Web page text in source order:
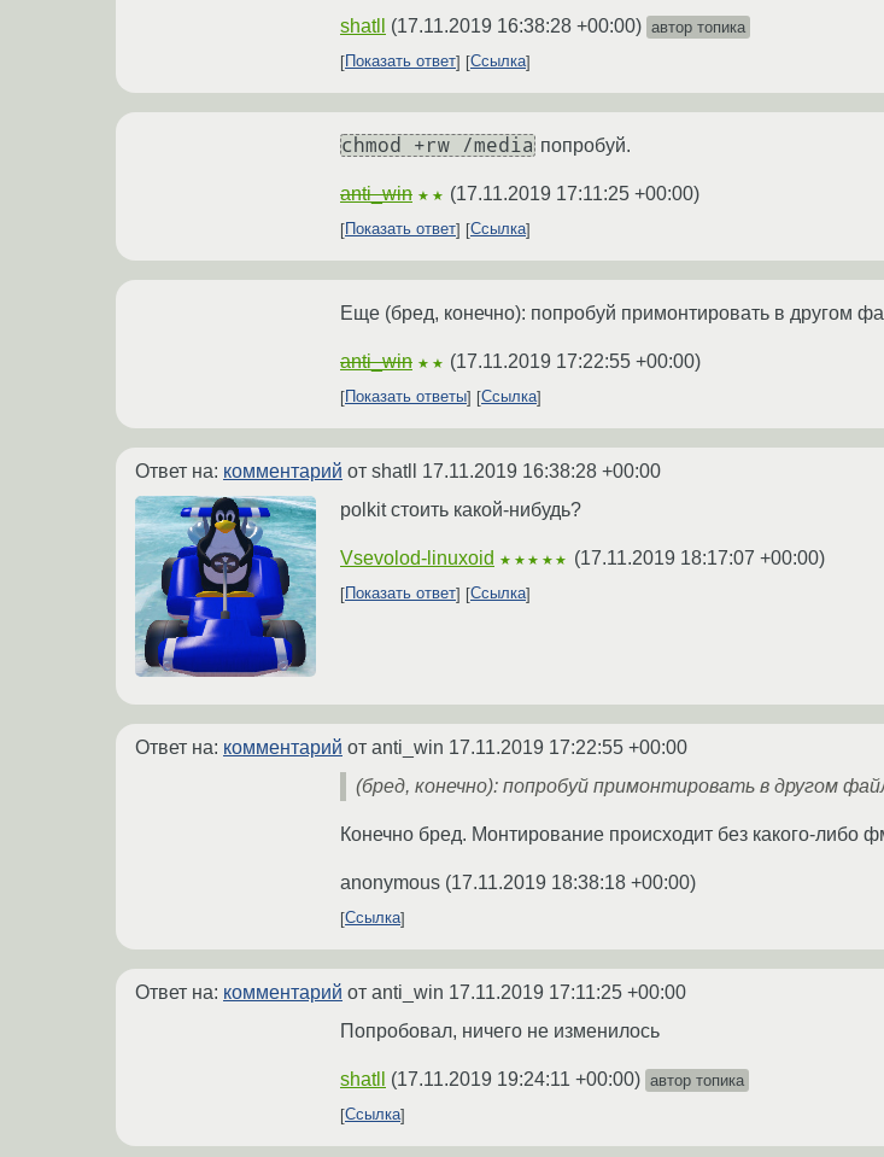
shatll (17.11.2019 16:38:28 +00:00) автор топика
Показать ответ
Ссылка
chmod +rw /media попробуй.
anti_win ★★ (17.11.2019 17:11:25 +00:00)
Показать ответ Ссылка
Еще (бред, конечно): попробуй примонтировать в другом
anti_win ★★ (17.11.2019 17:22:55 +00:00)
Показать ответы Ссылка
Ответ на: комментарий от shatll 17.11.2019 16:38:28 +00:00
polkit стоить какой-нибудь?
Vsevolod-linuxoid ★★★★★ (17.11.2019 18:17:07 +00:00)
Показать ответ Ссылка
Ответ на: комментарий от anti_win 17.11.2019 17:22:55 +00:00
(бред, конечно): попробуй примонтировать в другом
Конечно бред. Монтирование происходит без какого-либо
anonymous (17.11.2019 18:38:18 +00:00)
Ссылка
Ответ на: комментарий от anti_win 17.11.2019 17:11:25 +00:00
Попробовал, ничего не изменилось
shatll (17.11.2019 19:24:11 +00:00) автор топика
Ссылка